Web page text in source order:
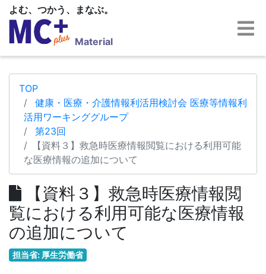
よむ、つかう、まなぶ。
Material
TOP
健康・医療・介護情報利活用検討会 医療等情報利
活用ワーキンググループ
第23回
【資料３】救急時医療情報閲覧における利用可能
な医療情報の追加について
【資料３】救急時医療情報閲
覧における利用可能な医療情報
の追加について
担当省: 厚生労働省